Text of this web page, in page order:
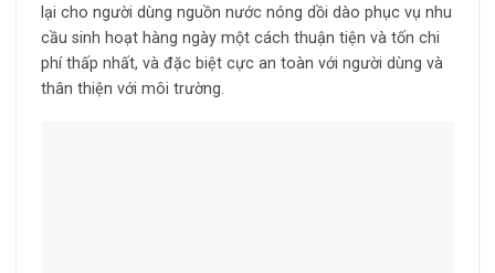
lại cho người dùng nguồn nước nóng dồi dào phục vụ nhu
cầu sinh hoạt hàng ngày một cách thuận tiện và tốn chi
phí thấp nhất, và đặc biệt cực an toàn với người dùng và
thân thiện với môi trường.